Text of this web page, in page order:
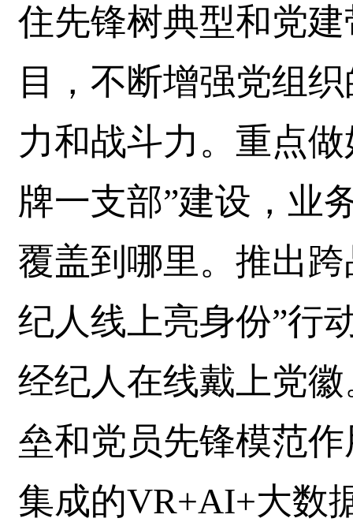
住先锋树典型和党
目，不断增强党组
力和战斗力。重点
牌一支部”建设，业
覆盖到哪里。推出
纪人线上亮身份”行
经纪人在线戴上党
垒和党员先锋模范
集成的VR+AI+大数